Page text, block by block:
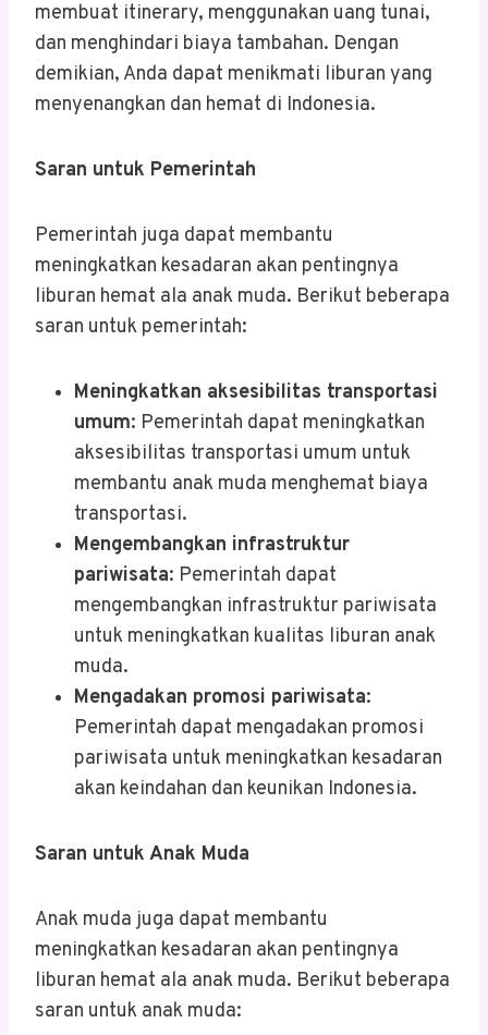
membuat itinerary, menggunakan uang tunai,
dan menghindari biaya tambahan. Dengan
demikian, Anda dapat menikmati liburan yang
menyenangkan dan hemat di Indonesia.
Saran untuk Pemerintah
Pemerintah juga dapat membantu
meningkatkan kesadaran akan pentingnya
liburan hemat ala anak muda. Berikut beberapa
saran untuk pemerintah:
Meningkatkan aksesibilitas transportasi
umum: Pemerintah dapat meningkatkan
aksesibilitas transportasi umum untuk
membantu anak muda menghemat biaya
transportasi.
Mengembangkan infrastruktur
pariwisata: Pemerintah dapat
mengembangkan infrastruktur pariwisata
untuk meningkatkan kualitas liburan anak
muda.
Mengadakan promosi pariwisata:
Pemerintah dapat mengadakan promosi
pariwisata untuk meningkatkan kesadaran
akan keindahan dan keunikan Indonesia.
Saran untuk Anak Muda
Anak muda juga dapat membantu
meningkatkan kesadaran akan pentingnya
liburan hemat ala anak muda. Berikut beberapa
saran untuk anak muda: